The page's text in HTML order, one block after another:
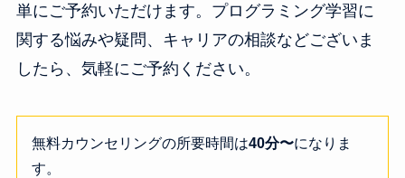
単にご予約いただけます。プログラミング学習に
関する悩みや疑問、キャリアの相談などございま
したら、気軽にご予約ください。
無料カウンセリングの所要時間は40分〜になりま
す。